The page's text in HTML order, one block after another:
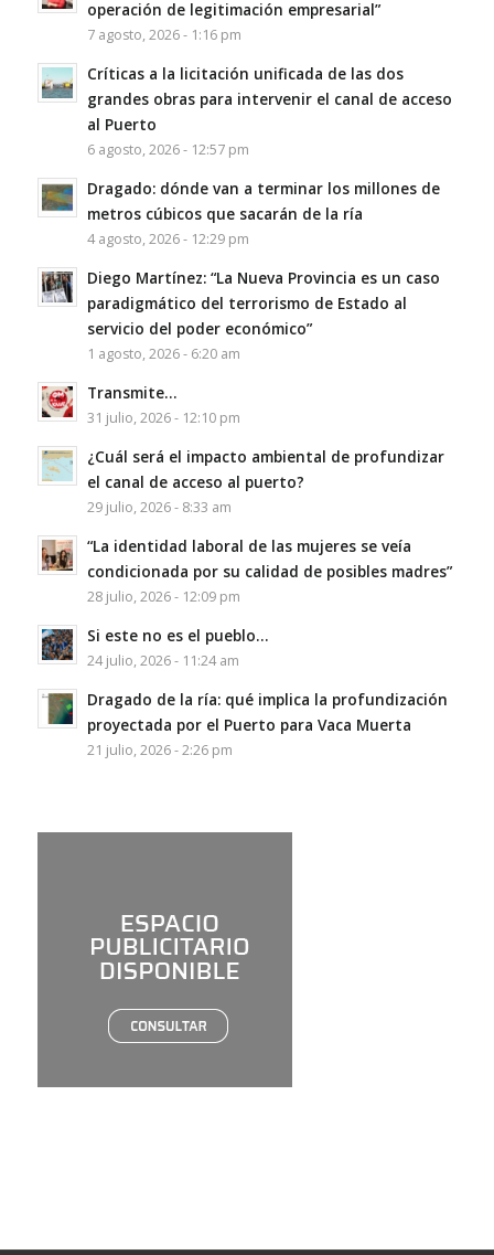
operación de legitimación empresarial”
7 agosto, 2026 - 1:16 pm
Críticas a la licitación unificada de las dos
grandes obras para intervenir el canal de acceso
al Puerto
6 agosto, 2026 - 12:57 pm
Dragado: dónde van a terminar los millones de
metros cúbicos que sacarán de la ría
4 agosto, 2026 - 12:29 pm
Diego Martínez: “La Nueva Provincia es un caso
paradigmático del terrorismo de Estado al
servicio del poder económico”
1 agosto, 2026 - 6:20 am
Transmite…
31 julio, 2026 - 12:10 pm
¿Cuál será el impacto ambiental de profundizar
el canal de acceso al puerto?
29 julio, 2026 - 8:33 am
“La identidad laboral de las mujeres se veía
condicionada por su calidad de posibles madres”
28 julio, 2026 - 12:09 pm
Si este no es el pueblo…
24 julio, 2026 - 11:24 am
Dragado de la ría: qué implica la profundización
proyectada por el Puerto para Vaca Muerta
21 julio, 2026 - 2:26 pm